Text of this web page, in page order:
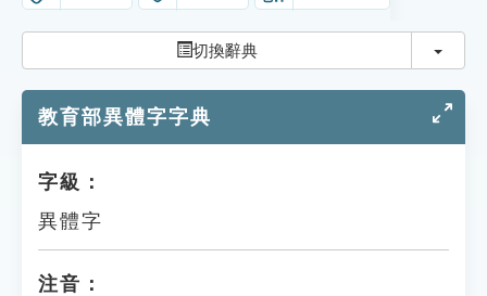
貓頭鷹博士
切換辭典 切換
教育部異體字字典
字級：
異體字
注音：